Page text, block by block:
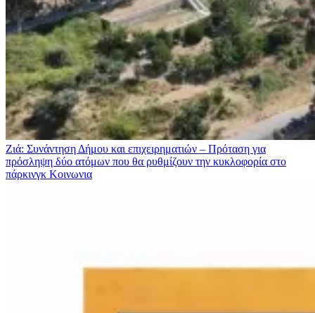
Ζιά: Συνάντηση Δήμου και επιχειρηματιών – Πρόταση για
πρόσληψη δύο ατόμων που θα ρυθμίζουν την κυκλοφορία στο
πάρκινγκ Κοινωνια